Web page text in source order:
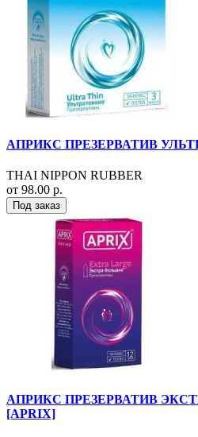
АПРИКС ПРЕЗЕРВАТИВ
THAI NIPPON RUBBER
от 98.00 р.
Под заказ
АПРИКС ПРЕЗЕРВАТИВ
[APRIX]